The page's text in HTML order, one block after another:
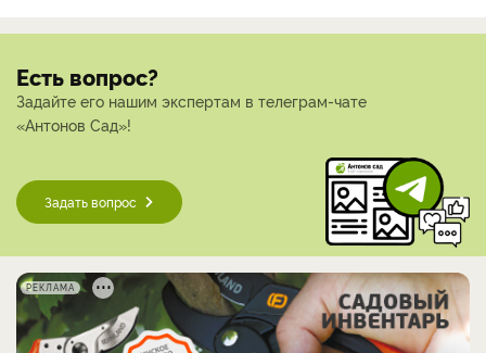
Есть вопрос?
Задайте его нашим экспертам в телеграм-чате
«Антонов Сад»!
Задать вопрос
РЕКЛАМА